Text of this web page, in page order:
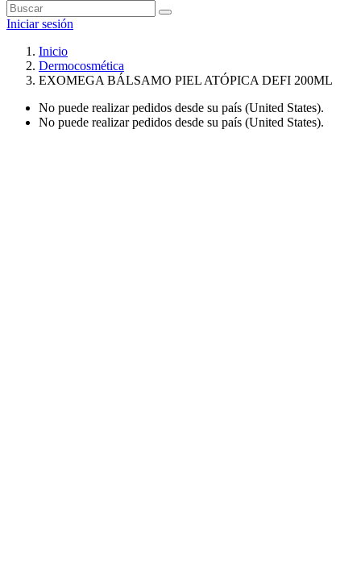
Iniciar sesión
Inicio
Dermocosmética
EXOMEGA BÁLSAMO PIEL ATÓPICA DEFI 200ML
No puede realizar pedidos desde su país (United States).
No puede realizar pedidos desde su país (United States).